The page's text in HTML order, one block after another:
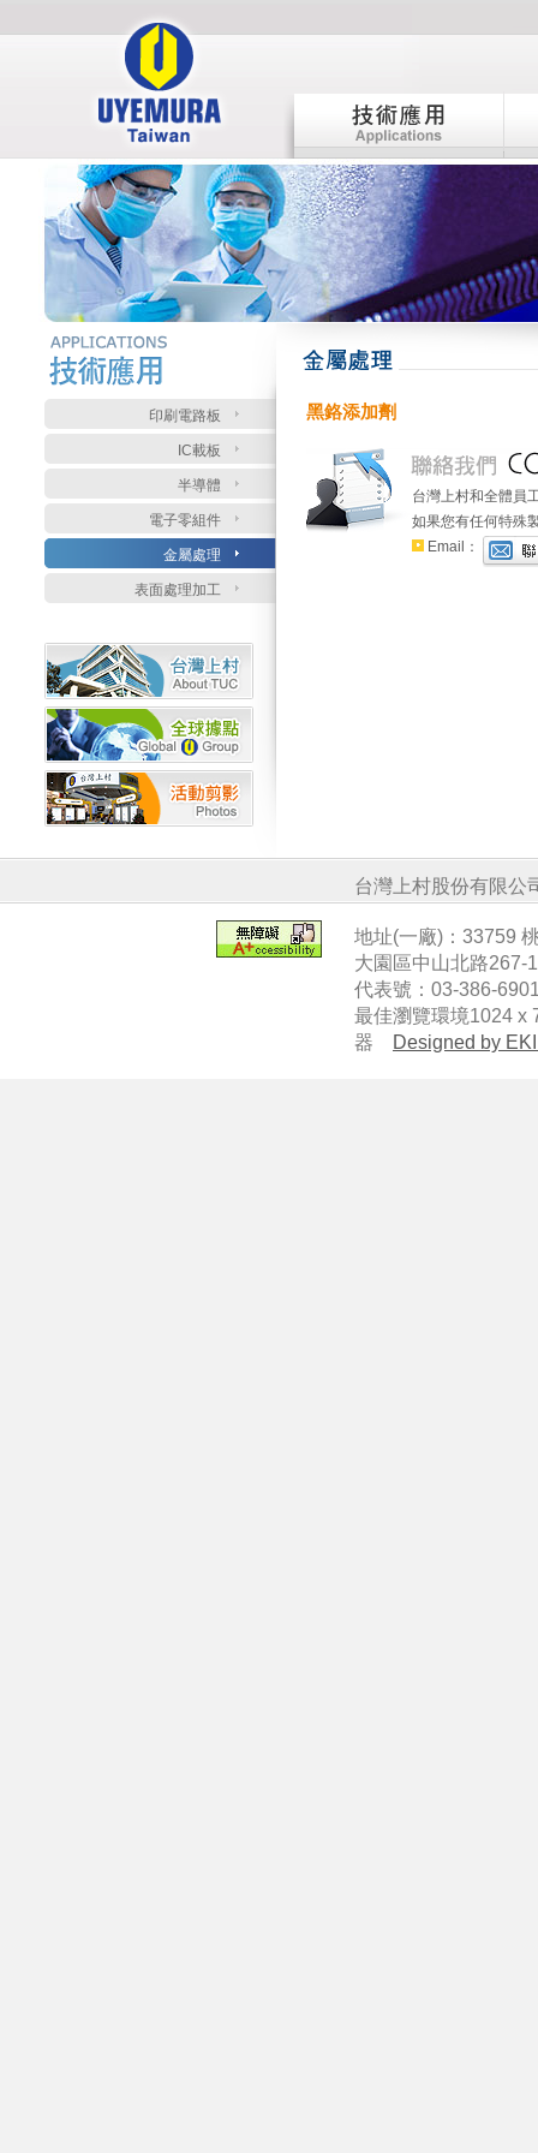
印刷電路板
IC載板
半導體
電子零組件
金屬處理
表面處理加工
黑鉻添加劑
台灣上村和全體員
如果您有任何特殊
Email：
台灣上村股份有
地址(一廠)：33759
大園區中山北路267-
代表號：03-386-
最佳瀏覽環境1024 x
器 Designed by